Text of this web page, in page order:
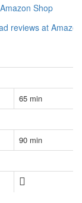
Shop
reviews at Amazon
65 min
90 min